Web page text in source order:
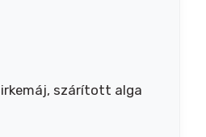
szárított alga